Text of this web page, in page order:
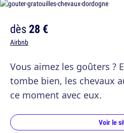
dès28 €
Airbnb
Vous aimez les goûters ?
tombe bien, les chevaux
ce moment avec eux.
Voir le